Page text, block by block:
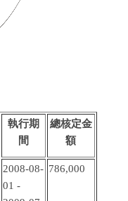
執行期
間
總核定金
額
2008-08-
01 -
786,000